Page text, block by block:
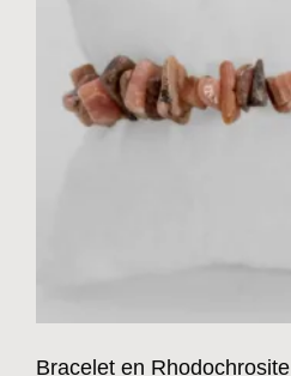
Bracelet en Rhodochrosite